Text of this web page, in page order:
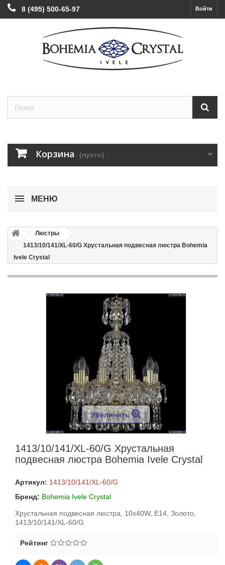
Войти
8 (495) 500-65-97
Корзина (пусто)
МЕНЮ
Люстры
1413/10/141/XL-60/G Хрустальная подвесная люстра Bohemia
Ivele Crystal
Увеличить
1413/10/141/XL-60/G Хрустальная
подвесная люстра Bohemia Ivele Crystal
Артикул: 1413/10/141/XL-60/G
Бренд: Bohemia Ivele Crystal
Хрустальная подвесная люстра, 10x40W, E14, Золото,
1413/10/141/XL-60/G
Рейтинг